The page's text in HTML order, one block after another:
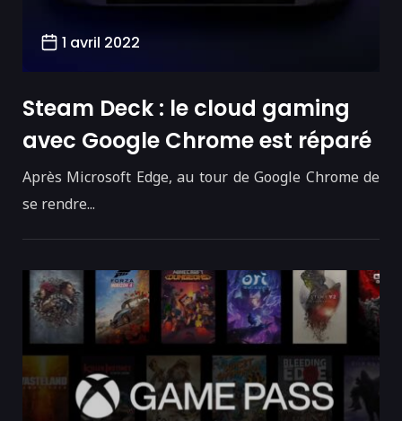
1 avril 2022
Steam Deck : le cloud gaming
avec Google Chrome est réparé
Après Microsoft Edge, au tour de Google Chrome de
se rendre...